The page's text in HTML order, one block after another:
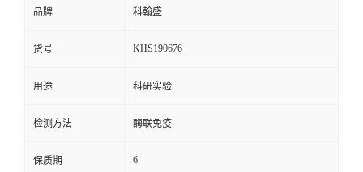
品牌 科翰盛
货号 KHS190676
用途 科研实验
检测方法 酶联免疫
保质期 6